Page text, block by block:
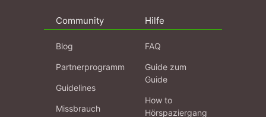
Community
Blog
Partnerprogramm
Guidelines
Missbrauch
Hilfe
FAQ
Guide zum
Guide
How to
Hörspaziergang